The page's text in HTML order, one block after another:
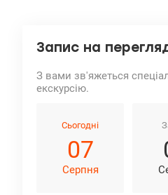
Запис на
З вами зв'яжеться
екскурсію.
Сьогодні
07
Серпня